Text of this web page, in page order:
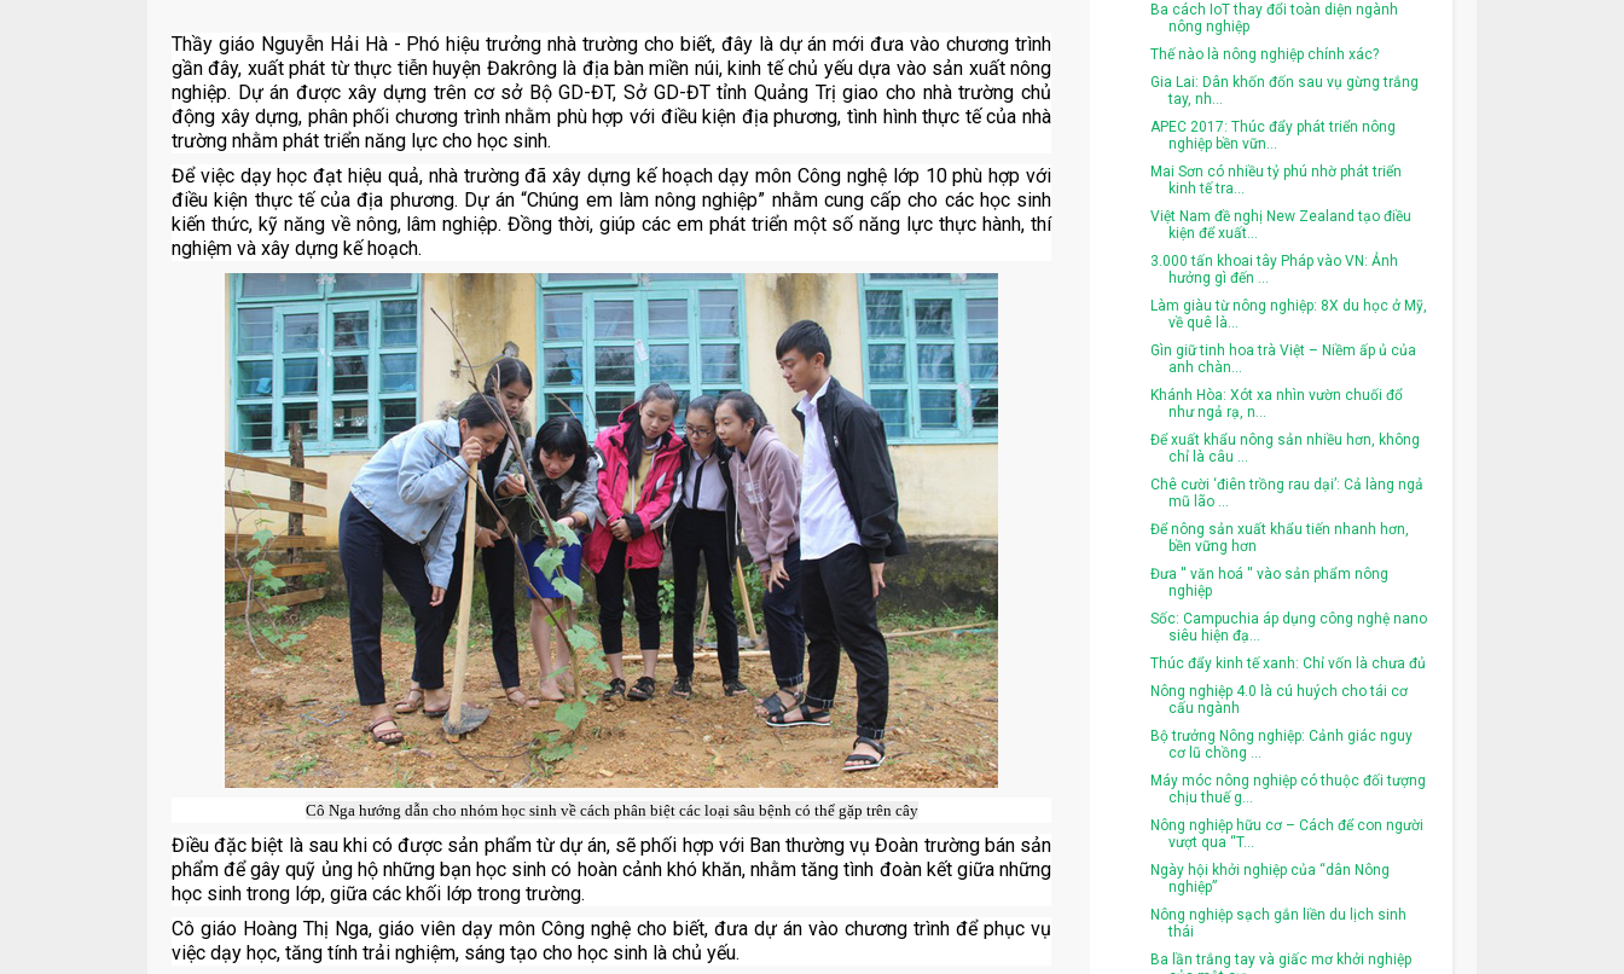
Thầy giáo Nguyễn Hải Hà - Phó hiệu trưởng nhà trường cho biết, đây là dự án mới đưa vào chương trình
gần đây, xuất phát từ thực tiễn huyện Đakrông là địa bàn miền núi, kinh tế chủ yếu dựa vào sản xuất nông
nghiệp. Dự án được xây dựng trên cơ sở Bộ GD-ĐT, Sở GD-ĐT tỉnh Quảng Trị giao cho nhà trường chủ
động xây dựng, phân phối chương trình nhằm phù hợp với điều kiện địa phương, tình hình thực tế của nhà
trường nhằm phát triển năng lực cho học sinh.
Để việc dạy học đạt hiệu quả, nhà trường đã xây dựng kế hoạch dạy môn Công nghệ lớp 10 phù hợp với
điều kiện thực tế của địa phương. Dự án “Chúng em làm nông nghiệp” nhằm cung cấp cho các học sinh
kiến thức, kỹ năng về nông, lâm nghiệp. Đồng thời, giúp các em phát triển một số năng lực thực hành, thí
nghiệm và xây dựng kế hoạch.
Cô Nga hướng dẫn cho nhóm học sinh về cách phân biệt các loại sâu bệnh có thể gặp trên cây
Điều đặc biệt là sau khi có được sản phẩm từ dự án, sẽ phối hợp với Ban thường vụ Đoàn trường bán sản
phẩm để gây quỹ ủng hộ những bạn học sinh có hoàn cảnh khó khăn, nhằm tăng tình đoàn kết giữa những
học sinh trong lớp, giữa các khối lớp trong trường.
Cô giáo Hoàng Thị Nga, giáo viên dạy môn Công nghệ cho biết, đưa dự án vào chương trình để phục vụ
việc dạy học, tăng tính trải nghiệm, sáng tạo cho học sinh là chủ yếu.
Ba cách IoT thay đổi toàn diện ngành
nông nghiệp
Thế nào là nông nghiệp chính xác?
Gia Lai: Dân khốn đốn sau vụ gừng trắng
tay, nh...
APEC 2017: Thúc đẩy phát triển nông
nghiệp bền vữn...
Mai Sơn có nhiều tỷ phú nhờ phát triển
kinh tế tra...
Việt Nam đề nghị New Zealand tạo điều
kiện để xuất...
3.000 tấn khoai tây Pháp vào VN: Ảnh
hưởng gì đến ...
Làm giàu từ nông nghiệp: 8X du học ở Mỹ,
về quê là...
Gìn giữ tinh hoa trà Việt – Niềm ấp ủ của
anh chàn...
Khánh Hòa: Xót xa nhìn vườn chuối đổ
như ngả rạ, n...
Để xuất khẩu nông sản nhiều hơn, không
chỉ là câu ...
Chê cười ‘điên trồng rau dại’: Cả làng ngả
mũ lão ...
Để nông sản xuất khẩu tiến nhanh hơn,
bền vững hơn
Đưa '' văn hoá '' vào sản phẩm nông
nghiệp
Sốc: Campuchia áp dụng công nghệ nano
siêu hiện đạ...
Thúc đẩy kinh tế xanh: Chỉ vốn là chưa đủ
Nông nghiệp 4.0 là cú huých cho tái cơ
cấu ngành
Bộ trưởng Nông nghiệp: Cảnh giác nguy
cơ lũ chồng ...
Máy móc nông nghiệp có thuộc đối tượng
chịu thuế g...
Nông nghiệp hữu cơ – Cách để con người
vượt qua “T...
Ngày hội khởi nghiệp của “dân Nông
nghiệp”
Nông nghiệp sạch gắn liền du lịch sinh
thái
Ba lần trắng tay và giấc mơ khởi nghiệp